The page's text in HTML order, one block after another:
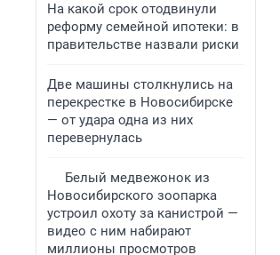
На какой срок отодвинули
реформу семейной ипотеки: в
правительстве назвали риски
Две машины столкнулись на
перекрестке в Новосибирске
— от удара одна из них
перевернулась
Белый медвежонок из
Новосибирского зоопарка
устроил охоту за канистрой —
видео с ним набирают
миллионы просмотров